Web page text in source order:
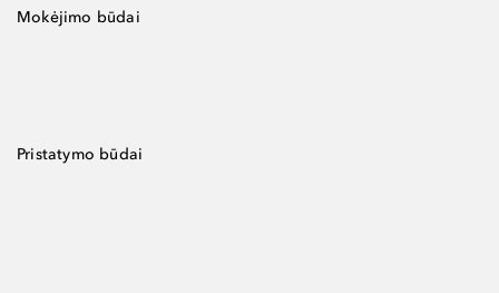
Mokėjimo būdai
Pristatymo būdai